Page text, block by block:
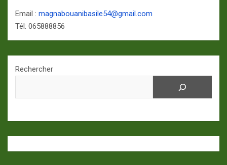
Email : magnabouanibasile54@gmail.com
Tél: 065888856
Rechercher